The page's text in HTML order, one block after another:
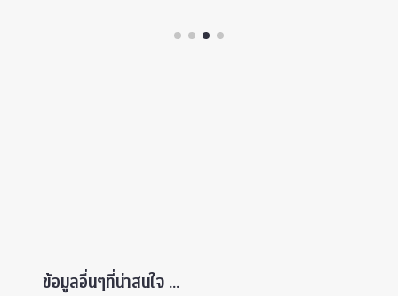
ข้อมูลอื่นๆที่น่าสนใจ ...